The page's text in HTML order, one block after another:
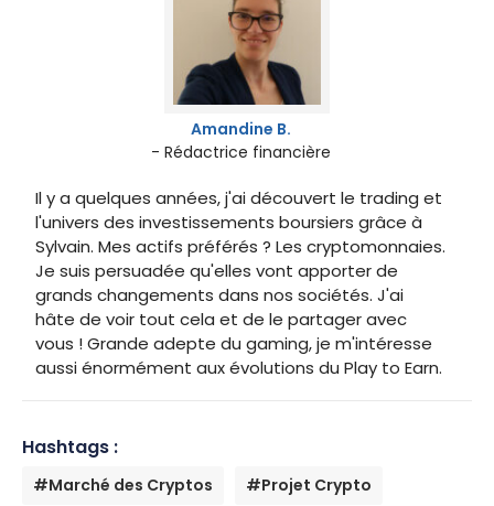
Amandine B.
- Rédactrice financière
Il y a quelques années, j'ai découvert le trading et
l'univers des investissements boursiers grâce à
Sylvain. Mes actifs préférés ? Les cryptomonnaies.
Je suis persuadée qu'elles vont apporter de
grands changements dans nos sociétés. J'ai
hâte de voir tout cela et de le partager avec
vous ! Grande adepte du gaming, je m'intéresse
aussi énormément aux évolutions du Play to Earn.
Hashtags :
#Marché des Cryptos #Projet Crypto